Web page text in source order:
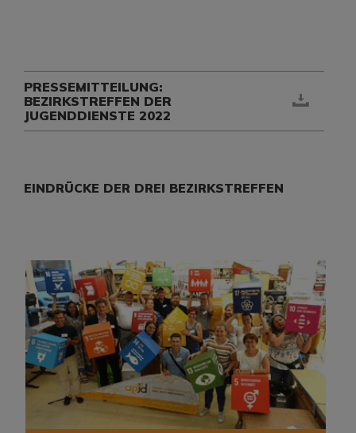
PRESSEMITTEILUNG:
BEZIRKSTREFFEN DER
JUGENDDIENSTE 2022
EINDRÜCKE DER DREI BEZIRKSTREFFEN